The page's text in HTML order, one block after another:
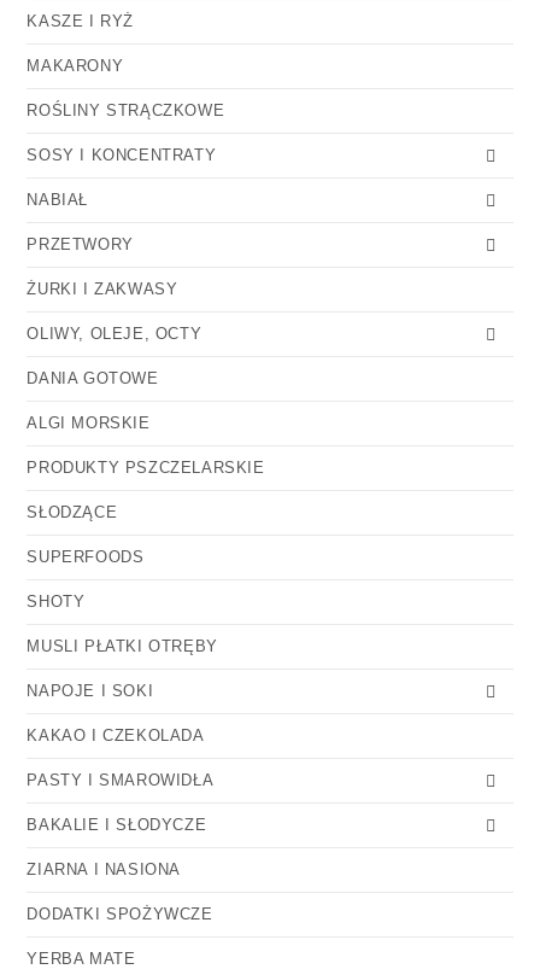
KASZE I RYŻ
MAKARONY
ROŚLINY STRĄCZKOWE
SOSY I KONCENTRATY
NABIAŁ
PRZETWORY
ŻURKI I ZAKWASY
OLIWY, OLEJE, OCTY
DANIA GOTOWE
ALGI MORSKIE
PRODUKTY PSZCZELARSKIE
SŁODZĄCE
SUPERFOODS
SHOTY
MUSLI PŁATKI OTRĘBY
NAPOJE I SOKI
KAKAO I CZEKOLADA
PASTY I SMAROWIDŁA
BAKALIE I SŁODYCZE
ZIARNA I NASIONA
DODATKI SPOŻYWCZE
YERBA MATE